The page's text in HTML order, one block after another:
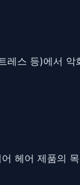
스 등)에서
헤어 제품의